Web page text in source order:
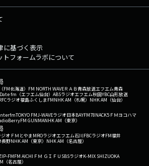
に基づく表示
フォームラボについて
FM北海道） FM NORTH WAVEＲＡＢ青森放送エフエム青森
Date fm（エフエム仙台） ABSラジオエフエム秋田YBC山形放送
ラジオ福島ふくしまFMNHK AM（札幌） NHK AM（仙台）
TOKYO FMJ-WAVEラジオ日本BAYFM78NACK5 ＦＭヨコハマ
FM GUNMANHK AM（東京）
オ ＦＭとやまMROラジオエフエム石川FBCラジオFM福井
長野NHK AM（東京） NHK AM（名古屋）
FMFM AICHI ＦＭ ＧＩＦＵ SBSラジオK-MIX SHIZUOKA
（名古屋）